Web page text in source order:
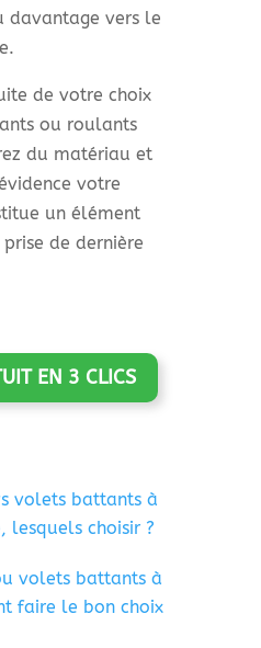
davantage vers le
de votre choix
ou roulants
du matériau et
votre
un élément
de dernière
EN 3 CLICS
volets battants à
lesquels choisir ?
volets battants à
faire le bon choix